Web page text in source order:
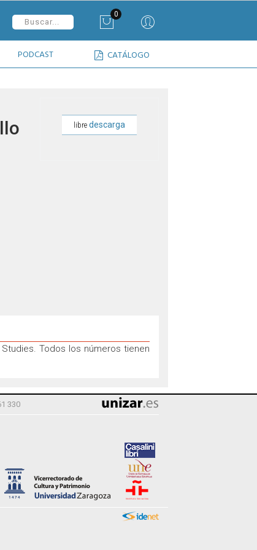
0
CATÁLOGO
PODCAST
libredescarga
Todos los números tienen
330